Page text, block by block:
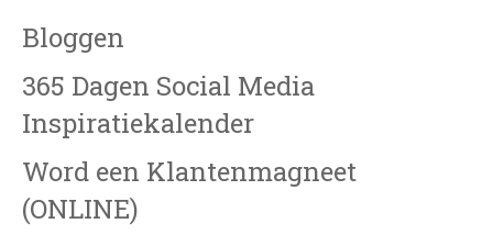
Bloggen
365 Dagen Social Media
Inspiratiekalender
Word een Klantenmagneet
(ONLINE)